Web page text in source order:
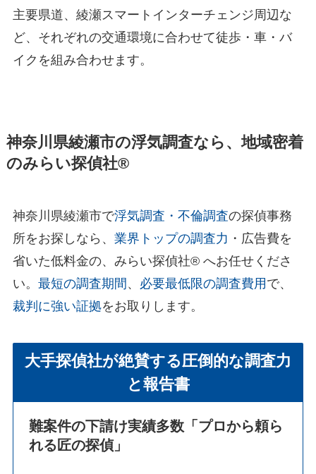
主要県道、綾瀬スマートインターチェンジ周辺な
ど、それぞれの交通環境に合わせて徒歩・車・バ
イクを組み合わせます。
神奈川県綾瀬市の浮気調査なら、地域密着
のみらい探偵社®︎
神奈川県綾瀬市で浮気調査・不倫調査の探偵事務
所をお探しなら、 業界トップの調査力 ・広告費を
省いた低料金の、みらい探偵社®︎ へお任せくださ
い。 最短の調査期間 、 必要最低限の調査費用 で、
裁判に強い証拠をお取りします。
大手探偵社が絶賛する圧倒的な調査力
と報告書
難案件の下請け実績多数 「プロから頼ら
れる匠の探偵」